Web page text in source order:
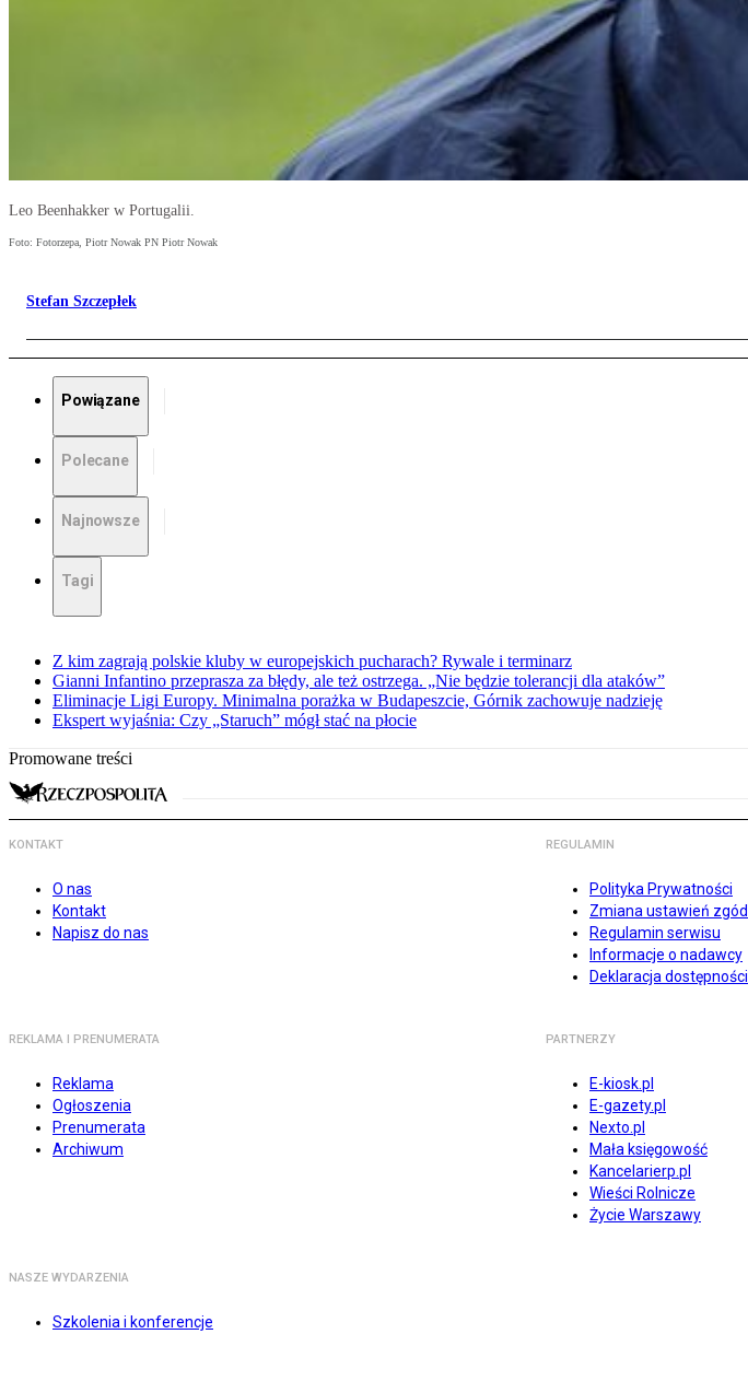
Leo Beenhakker w Portugalii.
Foto: Fotorzepa, Piotr Nowak PN Piotr Nowak
Stefan Szczepłek
Powiązane
Polecane
Najnowsze
Tagi
Z kim zagrają polskie kluby w europejskich pucharach? Rywale i terminarz
Gianni Infantino przeprasza za błędy, ale też ostrzega. „Nie będzie tolerancji dla ataków”
Eliminacje Ligi Europy. Minimalna porażka w Budapeszcie, Górnik zachowuje nadzieję
Ekspert wyjaśnia: Czy „Staruch” mógł stać na płocie
Promowane treści
KONTAKT
O nas
Kontakt
Napisz do nas
REGULAMIN
Polityka Prywatności
Zmiana ustawień zgód
Regulamin serwisu
Informacje o nadawcy
Deklaracja dostępności
REKLAMA I PRENUMERATA
Reklama
Ogłoszenia
Prenumerata
Archiwum
PARTNERZY
E-kiosk.pl
E-gazety.pl
Nexto.pl
Mała księgowość
Kancelarierp.pl
Wieści Rolnicze
Życie Warszawy
NASZE WYDARZENIA
Szkolenia i konferencje